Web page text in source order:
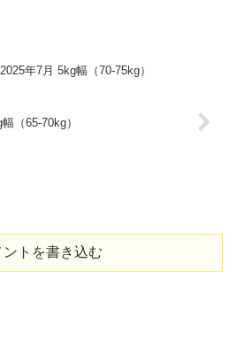
2025年7月 5kg幅（70-75kg）
（65-70kg）
ントを書き込む